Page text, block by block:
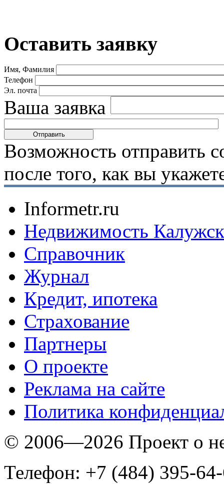
Оставить заявку
Имя, Фамилия
Телефон
Эл. почта
Ваша заявка
Возможность отправить
после того, как вы
Informetr.ru
Недвижимость
Справочник
Журнал
Кредит, ипотека
Страхование
Партнеры
O проекте
Реклама на сайте
Политика
© 2006—2026 Проект о
Телефон: +7 (484) 395-